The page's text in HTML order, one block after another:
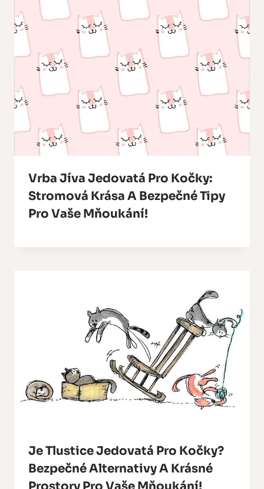
Vrba Jíva Jedovatá Pro Kočky:
Stromová Krása A Bezpečné Tipy
Pro Vaše Mňoukání!
Je Tlustice Jedovatá Pro Kočky?
Bezpečné Alternativy A Krásné